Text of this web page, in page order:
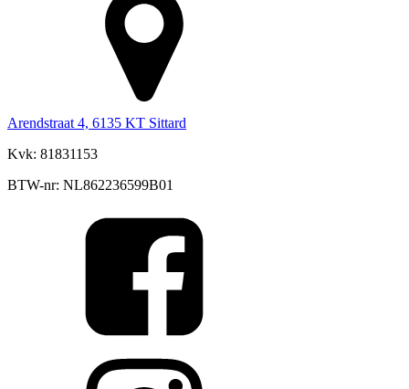
Arendstraat 4, 6135 KT Sittard
Kvk: 81831153
BTW-nr: NL862236599B01